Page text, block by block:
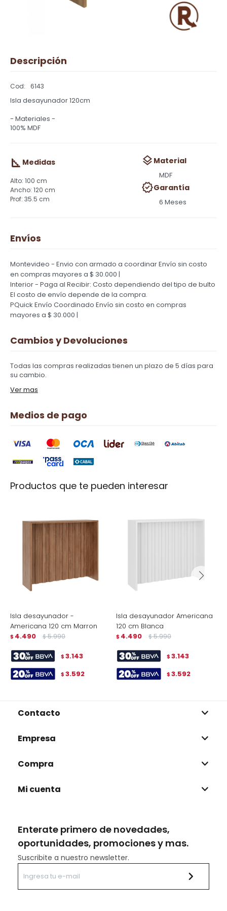
Descripción
6143
Isla desayunador 120cm
- Materiales -
100% MDF
Medidas
100 cm
120 cm
35.5 cm
Material
MDF
Garantía
6 Meses
Envíos
Montevideo - Envio con armado a coordinarEnvío sin costo
en compras mayores a $ 30.000 |
Interior - Paga al Recibir: Costo dependiendo del tipo de bulto
El costo de envío depende de la compra.
PQuick Envío Coordinado Envío sin costo en compras
mayores a $ 30.000 |
Cambios y Devoluciones
Todas las compras realizadas tienen un plazo de 5 días para
su cambio.
Ver mas
Medios de pago
Productos que te pueden interesar
Isla desayunador -
Americana 120 cm Marron
$ 4.490 $ 5.990
$ 3.143
$ 3.592
Isla desayunador Americana
120 cm Blanca
$ 4.490 $ 5.990
$ 3.143
$ 3.592
Enterate primero de novedades,
oportunidades, promociones y mas.
Suscribite a nuestro newsletter.
Contacto
Empresa
Compra
Mi cuenta